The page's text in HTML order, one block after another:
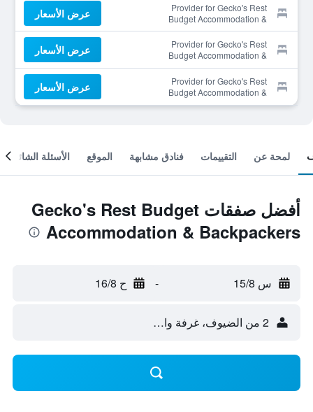
Provider for Gecko's Rest
Budget Accommodation &
Backpackers
عرض الأسعار
Provider for Gecko's Rest
Budget Accommodation &
Backpackers
عرض الأسعار
Provider for Gecko's Rest
Budget Accommodation &
Backpackers
عرض الأسعار
لمحة عن التقييمات فنادق مشابهة الموقع الأسئلة الشائعة
أفضل صفقات Gecko's Rest Budget
Accommodation & Backpackers
س 15/8 - ح 16/8
2 من الضيوف، غرفة واحدة